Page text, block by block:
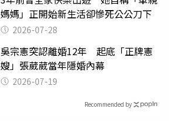
媽媽」正開始新生活卻慘死公公刀下
2026-07-28
吳宗憲突認離婚12年 起底「正牌憲
嫂」張葳葳當年隱婚內幕
2026-07-19
Recommended by